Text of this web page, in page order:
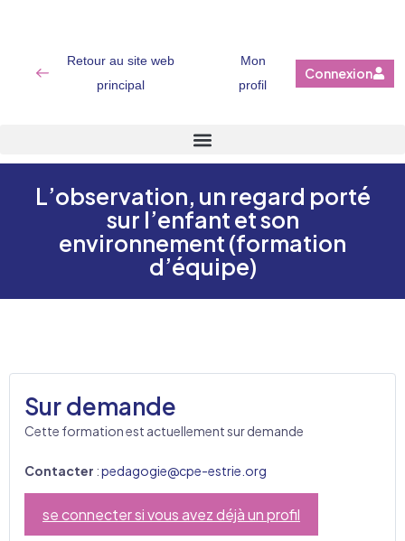
Retour au site web
principal
Mon
profil
Connexion
L’observation, un regard porté
sur l’enfant et son
environnement (formation
d’équipe)
Sur demande
Cette formation est actuellement sur demande
Contacter :pedagogie@cpe-estrie.org
se connecter si vous avez déjà un profil